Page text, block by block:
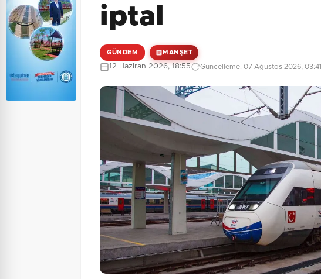
iptal
GÜNDEM MANŞET
12 Haziran 2026, 18:55 Güncelleme: 07 Ağustos 2026, 03:41